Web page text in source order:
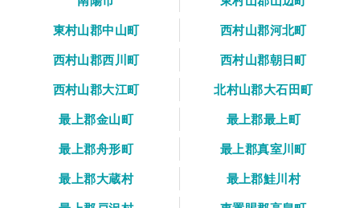
東村山郡中山町
西村山郡河北町
西村山郡西川町
西村山郡朝日町
西村山郡大江町
北村山郡大石田町
最上郡金山町
最上郡最上町
最上郡舟形町
最上郡真室川町
最上郡大蔵村
最上郡鮭川村